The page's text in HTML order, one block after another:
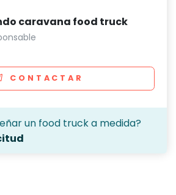
caravana food truck
CONTACTAR
un food truck a medida?